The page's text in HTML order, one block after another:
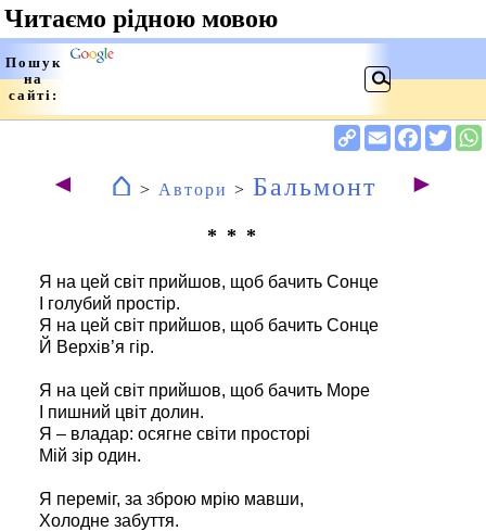
◄ ⌂ > Автори > Бальмонт ►
* * *
Я на цей світ прийшов, щоб бачить Сонце
І голубий простір.
Я на цей світ прийшов, щоб бачить Сонце
Й Верхів’я гір.
Я на цей світ прийшов, щоб бачить Море
І пишний цвіт долин.
Я – владар: осягне світи просторі
Мій зір один.
Я переміг, за зброю мрію мавши,
Холодне забуття.